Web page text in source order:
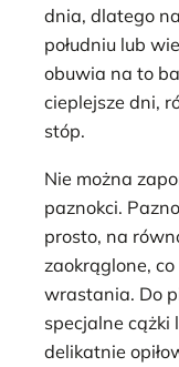
dnia, dlatego
południu lub
obuwia na to
cieplejsze dni,
stóp.
Nie można
paznokci.
prosto, na
zaokrąglone,
wrastania. Do
specjalne cążki
delikatnie